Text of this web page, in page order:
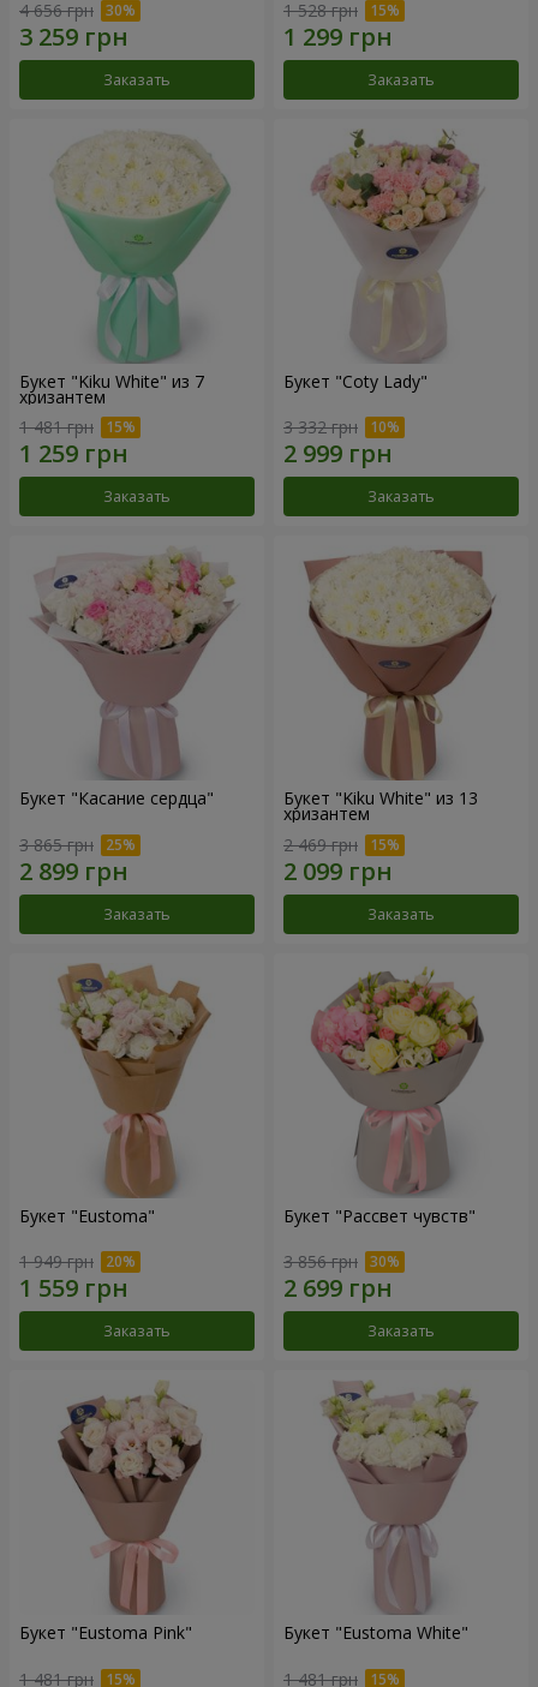
4 656 грн
Заказать
1 528 грн
Заказать
Букет "Kiku White" из 7
хризантем
1 481 грн
Заказать
Букет "Coty Lady"
3 332 грн
Заказать
Букет "Касание сердца"
3 865 грн
Заказать
Букет "Kiku White" из 13
хризантем
2 469 грн
Заказать
Букет "Eustoma"
1 949 грн
Заказать
Букет "Рассвет чувств"
3 856 грн
Заказать
Букет "Eustoma Pink"
1 481 грн
Букет "Eustoma White"
1 481 грн